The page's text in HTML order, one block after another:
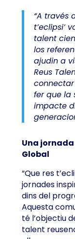
“A través
t’eclipsi’
talent
los
ajudin a
Reus
fer que la
impacte
Una
Global
“Que res
jornades
dins del
Aquesta
té l’objectiu
talent